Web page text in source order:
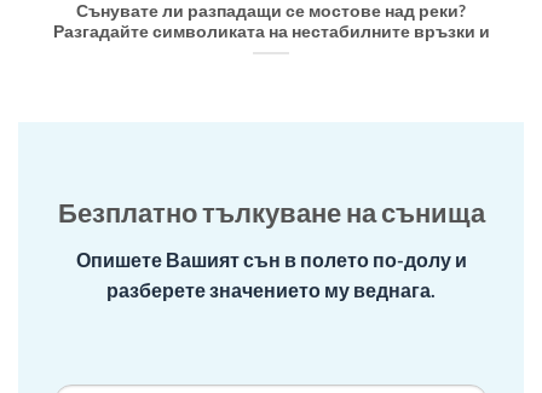
Сънувате ли разпадащи се мостове над реки?
Разгадайте символиката на нестабилните връзки и
Безплатно тълкуване на сънища
Опишете Вашият сън в полето по-долу и
разберете значението му веднага.